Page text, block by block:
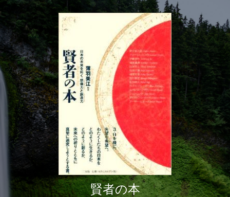
賢者の本